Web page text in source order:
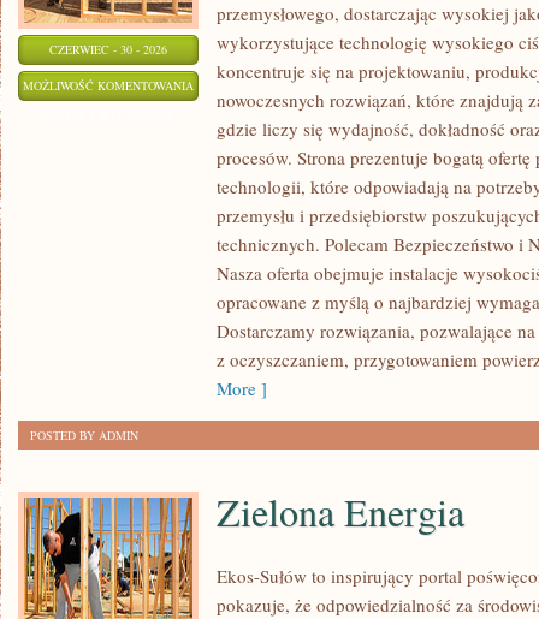
CZERWIEC - 30 - 2026
MOŻLIWOŚĆ KOMENTOWANIA
ZRÓWNOWAŻONY
przemysłowego, dostarczając wysokiej
wykorzystujące technologię wysokiego
koncentruje się na projektowaniu,
nowoczesnych rozwiązań, które znajdują
gdzie liczy się wydajność, dokładność
procesów. Strona prezentuje bogatą ofertę
technologii, które odpowiadają na
przemysłu i przedsiębiorstw
technicznych. Polecam Bezpieczeństwo i
Nasza oferta obejmuje instalacje
opracowane z myślą o najbardziej
Dostarczamy rozwiązania, pozwalające
z oczyszczaniem, przygotowaniem
More ]
POSTED BY ADMIN
Zielona Energia
Ekos-Sułów to inspirujący portal
pokazuje, że odpowiedzialność za